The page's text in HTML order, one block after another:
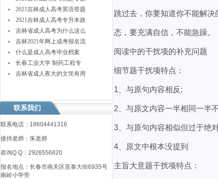
跳过去，你要知道你不能解
态，要充满自信，不能急躁。
阅读中的干扰项的补充问题
细节题干扰项特点：
1、与原句内容相反;
2、与原文内容一半相同一半
3、与原句内容相似但过于绝
4、原文中根本没提到
主旨大意题干扰项特点：
2021吉林成人高考英语答题
2021吉林成人高考专升本政
吉林省成人高考为什么这么
吉林2021年网上成考报名流
什么是成人高考毕业档案
长春工业大学 制药工程专
吉林省成人夜大的文凭有用
联系我们
联系电话：18604441316
接待老师：朱老师
咨询Q Q：2926556820
报名地点： 长春市南关区亚泰大街6935号
南岭小学旁